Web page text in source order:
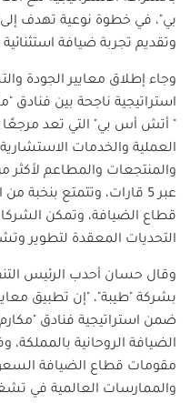
بي"، في خطوة نوعية تهدف إلى
وتقديم تجربة ضيافة
وجاء إطلاق معايير الجودة
استراتيجية ناجحة بين فنادق
" أتش أس بي" التي تعد
العملية والخدمات
عبر 5 قارات، وتتمتع
قطاع الضيافة، وتمكن
التحديات المعقدة لتطوير
وقال حسان أحدب الرئيس
بشركة "طيبة"، "إن تطبيق
ضمن استراتيجية فنادق
الضيافة الروحانية بالمملكة،
مقومات قطاع الضيافة
والممارسات العالمية في